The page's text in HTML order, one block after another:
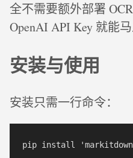
全不需要额外部署
OpenAI API Key 就能马
安装与使用
安装只需一行命令：